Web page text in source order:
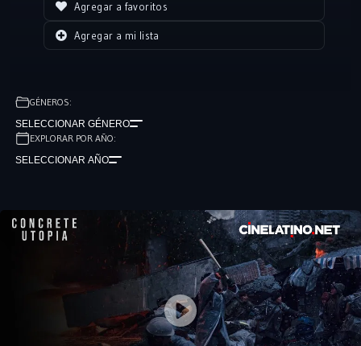
Agregar a favoritos
Agregar a mi lista
GÉNEROS:
SELECCIONAR GÉNERO
EXPLORAR POR AÑO:
SELECCIONAR AÑO